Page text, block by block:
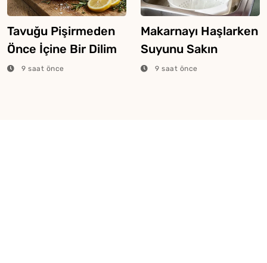
Tavuğu Pişirmeden
Önce İçine Bir Dilim
Limon Atarsanız Ne
9 saat önce
Makarnayı Haşlarken
Suyunu Sakın
Dökmeyin
9 saat önce